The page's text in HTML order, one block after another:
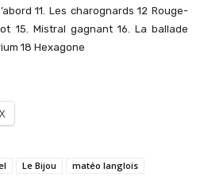
11. Les charognards 12 Rouge-
15. Mistral gagnant 16. La ballade
18 Hexagone
X
Le Bijou matéo langlois